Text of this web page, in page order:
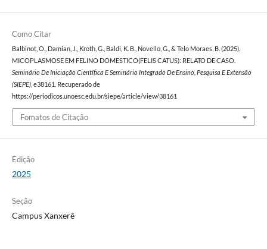
Como Citar
Balbinot, O., Damian, J., Kroth, G., Baldi, K. B., Novello, G., & Telo Moraes, B. (2025).
MICOPLASMOSE EM FELINO DOMESTICO(FELIS CATUS): RELATO DE CASO.
Seminário De Iniciação Científica E Seminário Integrado De Ensino, Pesquisa E Extensão
(SIEPE), e38161. Recuperado de
https://periodicos.unoesc.edu.br/siepe/article/view/38161
Fomatos de Citação
Edição
2025
Seção
Campus Xanxerê